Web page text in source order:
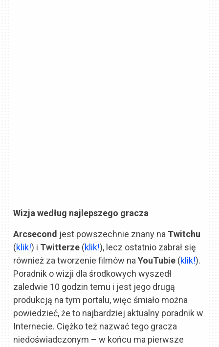
Wizja według najlepszego gracza
Arcsecond jest powszechnie znany na Twitchu
(klik!) i Twitterze (klik!), lecz ostatnio zabrał się
również za tworzenie filmów naYouTubie (klik!).
Poradnik o wizji dla środkowych wyszedł
zaledwie 10 godzin temu i jest jego drugą
produkcją na tym portalu, więc śmiało można
powiedzieć, że to najbardziej aktualny poradnik w
Internecie. Ciężko też nazwać tego gracza
niedoświadczonym – w końcu ma pierwsze